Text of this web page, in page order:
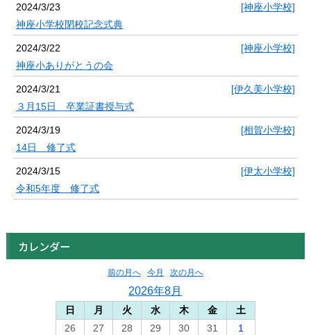
2024/3/23
[神座小学校]
神座小学校閉校記念式典
2024/3/22
[神座小学校]
神座小ありがとうの会
2024/3/21
[伊久美小学校]
３月15日 卒業証書授与式
2024/3/19
[相賀小学校]
14日 修了式
2024/3/15
[伊太小学校]
令和5年度 修了式
カレンダー
前の月へ 今月 次の月へ
2026年8月
日 月 火 水 木 金
土
26
27 28 29 30 31
1